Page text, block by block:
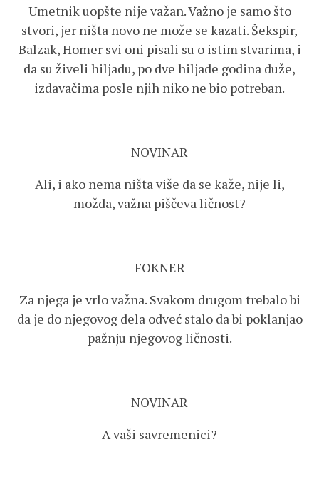
Umetnik uopšte nije važan. Važno je samo što
stvori, jer ništa novo ne može se kazati. Šekspir,
Balzak, Homer svi oni pisali su o istim stvarima, i
da su živeli hiljadu, po dve hiljade godina duže,
izdavačima posle njih niko ne bio potreban.
NOVINAR
Ali, i ako nema ništa više da se kaže, nije li,
možda, važna piščeva ličnost?
FOKNER
Za njega je vrlo važna. Svakom drugom trebalo bi
da je do njegovog dela odveć stalo da bi poklanjao
pažnju njegovog ličnosti.
NOVINAR
A vaši savremenici?